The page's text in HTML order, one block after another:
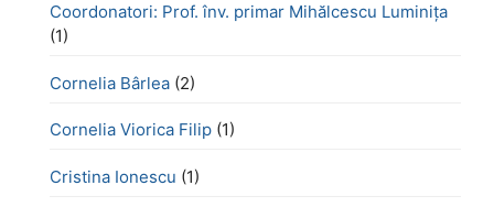
Coordonatori: Prof. înv. primar Mihălcescu Luminița
(1)
Cornelia Bârlea (2)
Cornelia Viorica Filip (1)
Cristina Ionescu (1)